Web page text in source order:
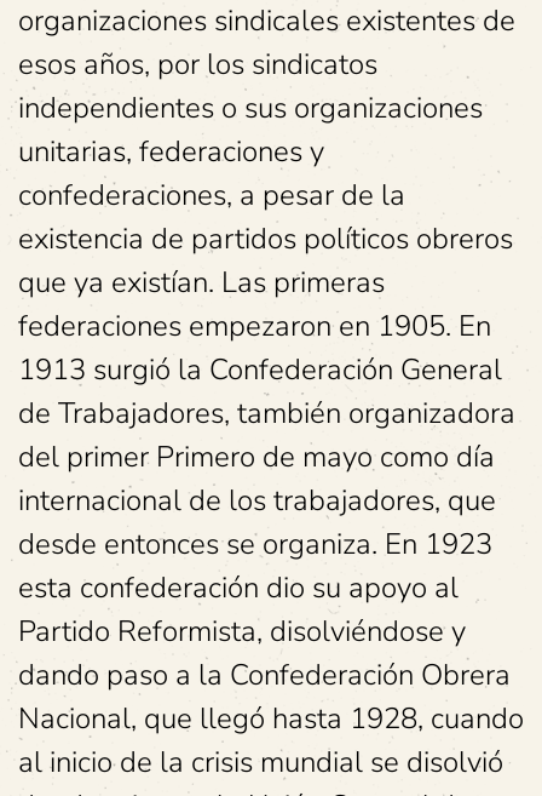
organizaciones sindicales existentes de
esos años, por los sindicatos
independientes o sus organizaciones
unitarias, federaciones y
confederaciones, a pesar de la
existencia de partidos políticos obreros
que ya existían. Las primeras
federaciones empezaron en 1905. En
1913 surgió la Confederación General
de Trabajadores, también organizadora
del primer Primero de mayo como día
internacional de los trabajadores, que
desde entonces se organiza. En 1923
esta confederación dio su apoyo al
Partido Reformista, disolviéndose y
dando paso a la Confederación Obrera
Nacional, que llegó hasta 1928, cuando
al inicio de la crisis mundial se disolvió